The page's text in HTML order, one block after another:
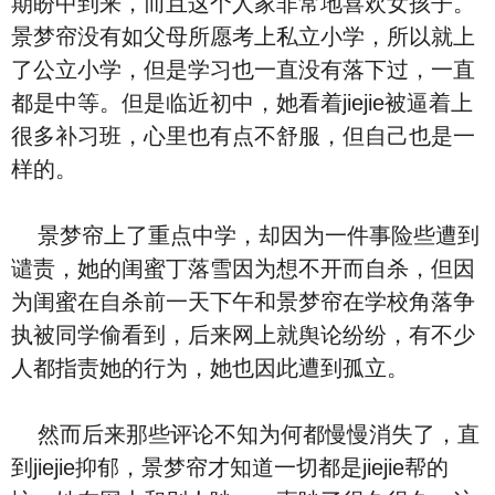
景梦帘没有如父母所愿考上私立小学，所以就上
了公立小学，但是学习也一直没有落下过，一直
都是中等。但是临近初中，她看着jiejie被逼着上
很多补习班，心里也有点不舒服，但自己也是一
样的。
景梦帘上了重点中学，却因为一件事险些遭到
谴责，她的闺蜜丁落雪因为想不开而自杀，但因
为闺蜜在自杀前一天下午和景梦帘在学校角落争
执被同学偷看到，后来网上就舆论纷纷，有不少
人都指责她的行为，她也因此遭到孤立。
然而后来那些评论不知为何都慢慢消失了，直
到jiejie抑郁，景梦帘才知道一切都是jiejie帮的